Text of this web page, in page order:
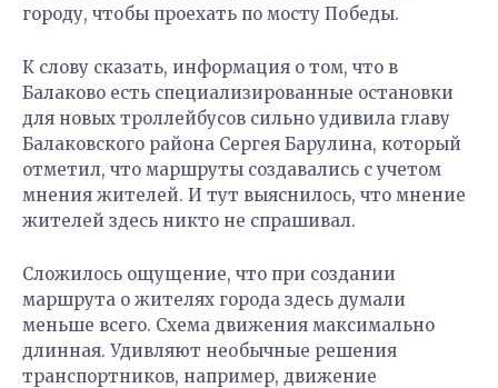
городу, чтобы проехать по мосту Победы.
К слову сказать, информация о том, что в
Балаково есть специализированные остановки
для новых троллейбусов сильно удивила главу
Балаковского района Сергея Барулина, который
отметил, что маршруты создавались с учетом
мнения жителей. И тут выяснилось, что мнение
жителей здесь никто не спрашивал.
Сложилось ощущение, что при создании
маршрута о жителях города здесь думали
меньше всего. Схема движения максимально
длинная. Удивляют необычные решения
транспортников, например, движение